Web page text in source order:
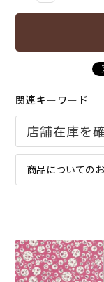
関連キーワード
商品についての